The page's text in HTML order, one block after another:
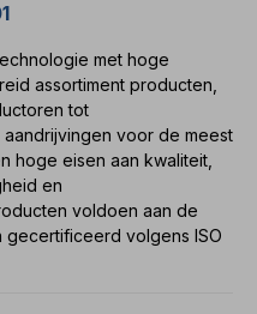
met hoge
assortiment producten,
tot
aandrijvingen voor de meest
hoge eisen aan kwaliteit,
en
voldoen aan de
gecertificeerd volgens ISO